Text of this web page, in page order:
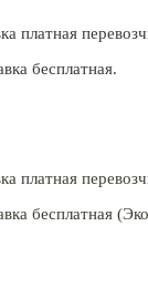
платная
бесплатная.
платная
бесплатная